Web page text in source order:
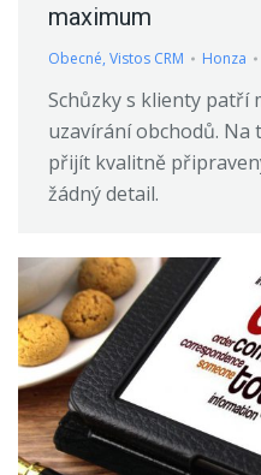
maximum
Obecné, Vistos CRM Honza
Schůzky s klienty patří
uzavírání obchodů. Na
přijít kvalitně
žádný detail.